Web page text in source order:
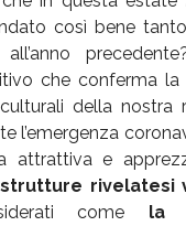
così bene
che conferma la
della nostra
l’emergenza
attrattiva e
strutture rivelatesi
come la